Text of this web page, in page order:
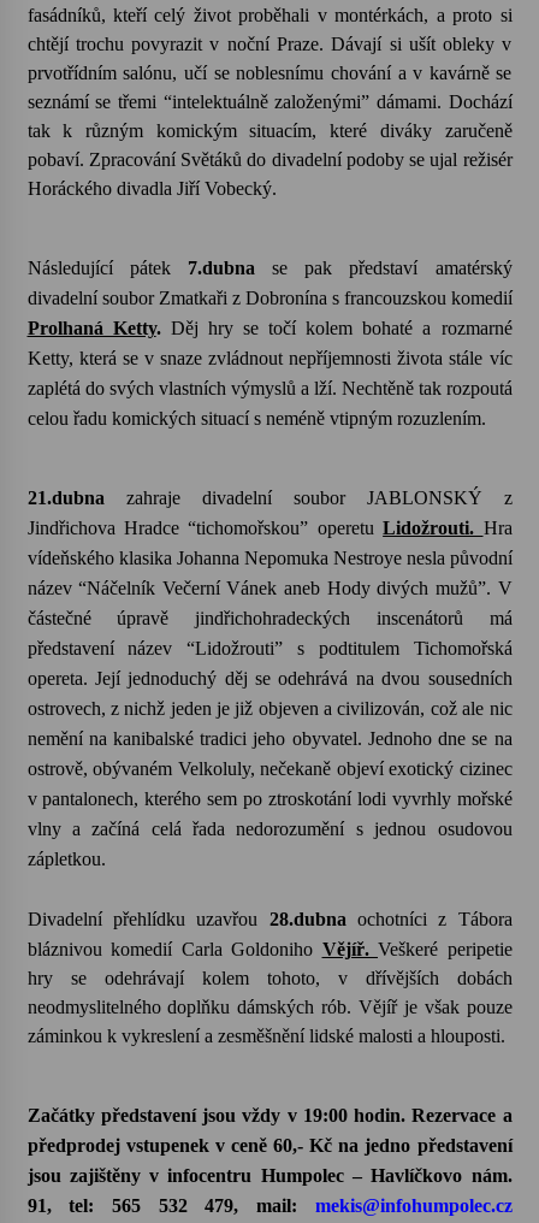
Letní koncerty ve Stromovce: Kolchoz a
Jenakaši
28. 7. 2026
Votavžatský ploty
23. 7. 2026
22. 7. 2026
Vysočinka
17. 7. 2026
Za kulturou kousek za Humpolec. V Želivě ožije
odkaz Josefa Čapka
Varhanní recitál Michala Novenka v Klášteře
Želiv
3. 7. 2026
Petr Adamec – Malovaný svět
30. 6. 2026
fasádníků, kteří celý život proběhali v montérkách, a proto si
chtějí trochu povyrazit v noční Praze. Dávají si ušít obleky v
prvotřídním salónu, učí se noblesnímu chování a v kavárně se
seznámí se třemi “intelektuálně založenými” dámami. Dochází
tak k různým komickým situacím, které diváky zaručeně
pobaví. Zpracování Světáků do divadelní podoby se ujal režisér
Horáckého divadla Jiří Vobecký.
Následující pátek 7.dubna se pak představí amatérský
divadelní soubor Zmatkaři z Dobronína s francouzskou komedií
Prolhaná Ketty. Děj hry se točí kolem bohaté a rozmarné
Ketty, která se v snaze zvládnout nepříjemnosti života stále víc
zaplétá do svých vlastních výmyslů a lží. Nechtěně tak rozpoutá
celou řadu komických situací s neméně vtipným rozuzlením.
21.dubna zahraje divadelní soubor JABLONSKÝ z
Jindřichova Hradce “tichomořskou” operetuLidožrouti. Hra
vídeňského klasika Johanna Nepomuka Nestroye nesla původní
název “Náčelník Večerní Vánek aneb Hody divých mužů”. V
částečné úpravě jindřichohradeckých inscenátorů má
představení název “Lidožrouti” s podtitulem Tichomořská
opereta. Její jednoduchý děj se odehrává na dvou sousedních
ostrovech, z nichž jeden je již objeven a civilizován, což ale nic
nemění na kanibalské tradici jeho obyvatel. Jednoho dne se na
ostrově, obývaném Velkoluly, nečekaně objeví exotický cizinec
v pantalonech, kterého sem po ztroskotání lodi vyvrhly mořské
vlny a začíná celá řada nedorozumění s jednou osudovou
zápletkou.
Divadelní přehlídku uzavřou 28.dubna ochotníci z Tábora
bláznivou komedií Carla Goldoniho Vějíř. Veškeré peripetie
hry se odehrávají kolem tohoto, v dřívějších dobách
neodmyslitelného doplňku dámských rób. Vějíř je však pouze
záminkou k vykreslení a zesměšnění lidské malosti a hlouposti.
Začátky představení jsou vždy v 19:00 hodin. Rezervace a
předprodej vstupenek v ceně 60,- Kč na jedno představení
jsou zajištěny v infocentru Humpolec – Havlíčkovo nám.
91, tel: 565 532 479, mail: mekis@infohumpolec.cz